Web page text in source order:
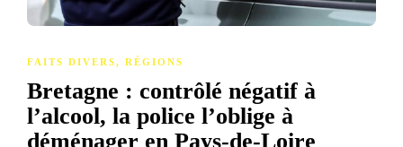
FAITS DIVERS, RÉGIONS
Bretagne : contrôlé négatif à
l’alcool, la police l’oblige à
déménager en Pays-de-Loire